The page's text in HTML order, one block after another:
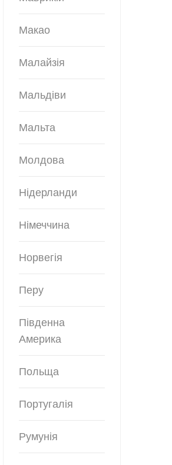
Макао
Малайзія
Мальдіви
Мальта
Молдова
Нідерланди
Німеччина
Норвегія
Перу
Південна
Америка
Польща
Португалія
Румунія